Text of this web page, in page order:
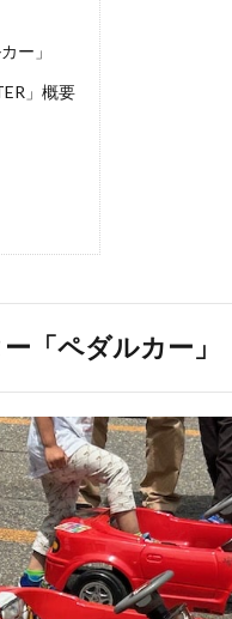
ー」
」概要
「ペダルカー」